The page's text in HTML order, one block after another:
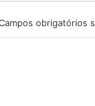
obrigatórios